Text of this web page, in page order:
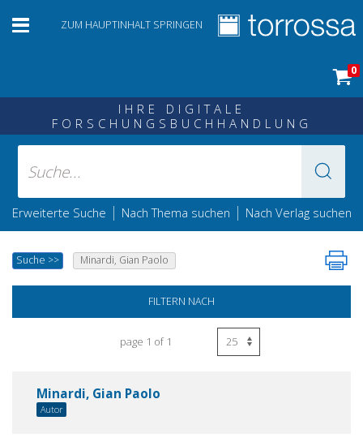
ZUM HAUPTINHALT SPRINGEN
0
IHRE DIGITALE
FORSCHUNGSBUCHHANDLUNG
Erweiterte Suche | Nach Thema suchen | Nach Verlag suchen
Suche >> Minardi, Gian Paolo
FILTERN NACH
page 1 of 1
Minardi, Gian Paolo
Autor